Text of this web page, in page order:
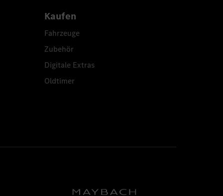
Kaufen
Fahrzeuge
Zubehör
Digitale Extras
Oldtimer